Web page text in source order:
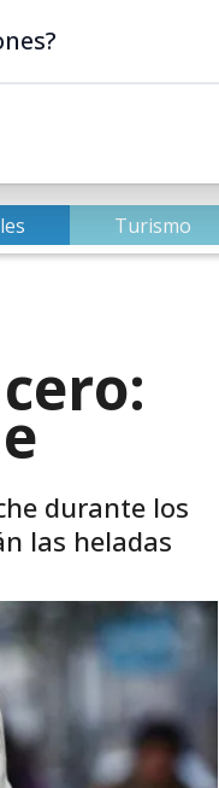
Turismo
durante los
las heladas